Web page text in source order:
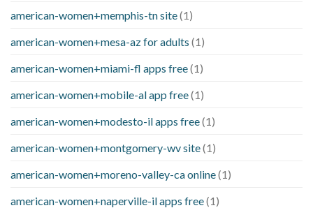
american-women+memphis-tn site(1)
american-women+mesa-az for adults (1)
american-women+miami-fl apps free(1)
american-women+mobile-al app free(1)
american-women+modesto-il apps free(1)
american-women+montgomery-wv site(1)
american-women+moreno-valley-ca online(1)
american-women+naperville-il apps free(1)